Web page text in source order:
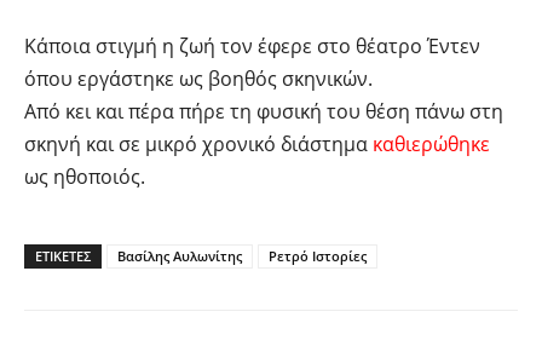
Κάποια στιγμή η ζωή τον έφερε στο θέατρο Έντεν
όπου εργάστηκε ως βοηθός σκηνικών.
Από κει και πέρα πήρε τη φυσική του θέση πάνω στη
σκηνή και σε μικρό χρονικό διάστημα καθιερώθηκε
ως ηθοποιός.
ΕΤΙΚΕΤΕΣ Βασίλης Αυλωνίτης Ρετρό Ιστορίες